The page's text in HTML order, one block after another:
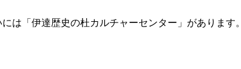
は「伊達歴史の杜カルチャーセンター」があります。